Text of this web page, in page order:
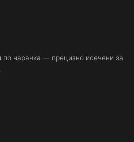
по нарачка — прецизно исечени за